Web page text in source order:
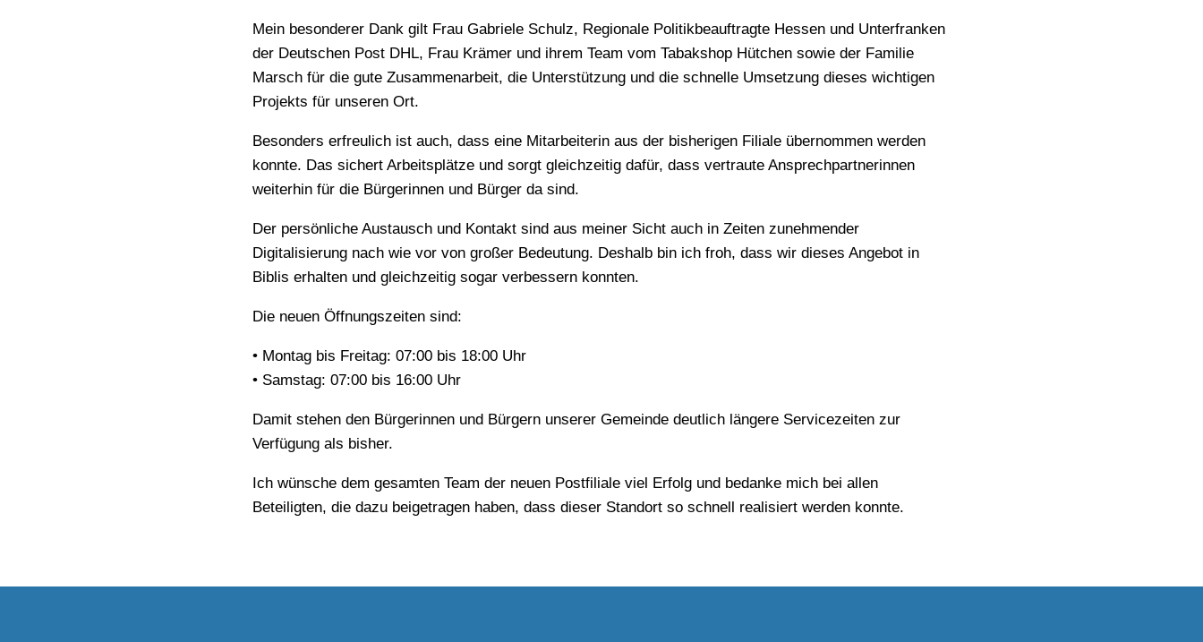
Mein besonderer Dank gilt Frau Gabriele Schulz, Regionale Politikbeauftragte Hessen und Unterfranken
der Deutschen Post DHL, Frau Krämer und ihrem Team vom Tabakshop Hütchen sowie der Familie
Marsch für die gute Zusammenarbeit, die Unterstützung und die schnelle Umsetzung dieses wichtigen
Projekts für unseren Ort.
Besonders erfreulich ist auch, dass eine Mitarbeiterin aus der bisherigen Filiale übernommen werden
konnte. Das sichert Arbeitsplätze und sorgt gleichzeitig dafür, dass vertraute Ansprechpartnerinnen
weiterhin für die Bürgerinnen und Bürger da sind.
Der persönliche Austausch und Kontakt sind aus meiner Sicht auch in Zeiten zunehmender
Digitalisierung nach wie vor von großer Bedeutung. Deshalb bin ich froh, dass wir dieses Angebot in
Biblis erhalten und gleichzeitig sogar verbessern konnten.
Die neuen Öffnungszeiten sind:
• Montag bis Freitag: 07:00 bis 18:00 Uhr
• Samstag: 07:00 bis 16:00 Uhr
Damit stehen den Bürgerinnen und Bürgern unserer Gemeinde deutlich längere Servicezeiten zur
Verfügung als bisher.
Ich wünsche dem gesamten Team der neuen Postfiliale viel Erfolg und bedanke mich bei allen
Beteiligten, die dazu beigetragen haben, dass dieser Standort so schnell realisiert werden konnte.